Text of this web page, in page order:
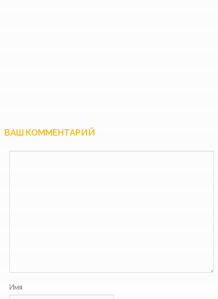
ВАШ КОММЕНТАРИЙ
Имя